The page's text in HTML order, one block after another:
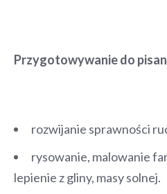
Przygotowywanie do
rozwijanie sprawności
rysowanie, malowanie
lepienie z gliny, masy solnej.